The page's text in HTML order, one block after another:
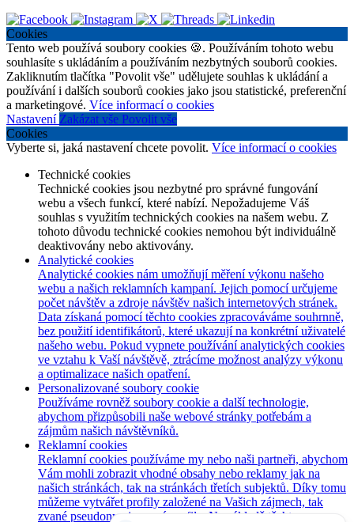
Cookies
Tento web používá soubory cookies 🍪. Používáním tohoto webu
souhlasíte s ukládáním a používáním nezbytných souborů cookies.
Zakliknutím tlačítka "Povolit vše" udělujete souhlas k ukládání a
používání i dalších souborů cookies jako jsou statistické, preferenční
a marketingové. Více informací o cookies
Nastavení Zakázat vše Povolit vše
Cookies
Vyberte si, jaká nastavení chcete povolit. Více informací o cookies
Technické cookies
Technické cookies jsou nezbytné pro správné fungování
webu a všech funkcí, které nabízí. Nepožadujeme Váš
souhlas s využitím technických cookies na našem webu. Z
tohoto důvodu technické cookies nemohou být individuálně
deaktivovány nebo aktivovány.
Analytické cookies
Analytické cookies nám umožňují měření výkonu našeho
webu a našich reklamních kampaní. Jejich pomocí určujeme
počet návštěv a zdroje návštěv našich internetových stránek.
Data získaná pomocí těchto cookies zpracováváme souhrnně,
bez použití identifikátorů, které ukazují na konkrétní uživatelé
našeho webu. Pokud vypnete používání analytických cookies
ve vztahu k Vaší návštěvě, ztrácíme možnost analýzy výkonu
a optimalizace našich opatření.
Personalizované soubory cookie
Používáme rovněž soubory cookie a další technologie,
abychom přizpůsobili naše webové stránky potřebám a
zájmům našich návštěvníků.
Reklamní cookies
Reklamní cookies používáme my nebo naši partneři, abychom
Vám mohli zobrazit vhodné obsahy nebo reklamy jak na
našich stránkách, tak na stránkách třetích subjektů. Díky tomu
můžeme vytvářet profily založené na Vašich zájmech, tak
zvané pseudonymizované profily. Na základě těchto
Potřebujete poradit? Zeptejte se našeho asistenta